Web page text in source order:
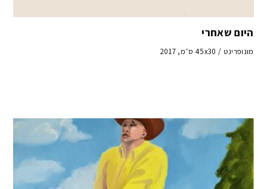
היום שאחרי
מונופרינט / 45x30 ס״מ, 2017